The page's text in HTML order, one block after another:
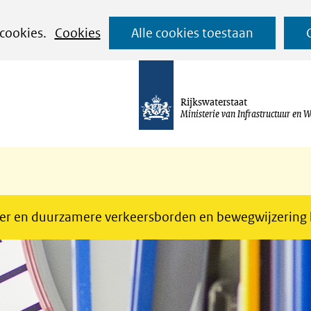
Cookies
Alle cookies toestaan
Ga
naar
de
Rijkswaterstaat
Ministerie van Infrastructuur en
en duurzamere verkeersborden en bewegwijzering